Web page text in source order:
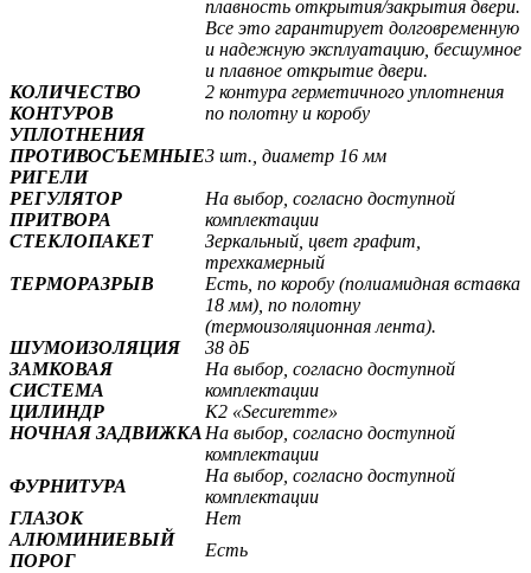
плавность открытия/закрытия двери.
Все это гарантирует долговременную
и надежную эксплуатацию, бесшумное
и плавное открытие двери.
КОЛИЧЕСТВО
КОНТУРОВ
УПЛОТНЕНИЯ
2 контура герметичного уплотнения
по полотну и коробу
ПРОТИВОСЪЕМНЫЕ
РИГЕЛИ
3 шт., диаметр 16 мм
РЕГУЛЯТОР
ПРИТВОРА
На выбор, согласно доступной
комплектации
СТЕКЛОПАКЕТ
Зеркальный, цвет графит
трехкамерный
ТЕРМОРАЗРЫВ
Есть, по коробу (полиамидная вставка
18 мм), по полотну
(термоизоляционная лента).
ШУМОИЗОЛЯЦИЯ
38 дБ
ЗАМКОВАЯ
СИСТЕМА
На выбор, согласно доступной
комплектации
ЦИЛИНДР
К2 «Securemme»
НОЧНАЯ ЗАДВИЖКА На выбор, согласно доступной
комплектации
ФУРНИТУРА
На выбор, согласно доступной
комплектации
ГЛАЗОК
Нет
АЛЮМИНИЕВЫЙ
ПОРОГ
Есть